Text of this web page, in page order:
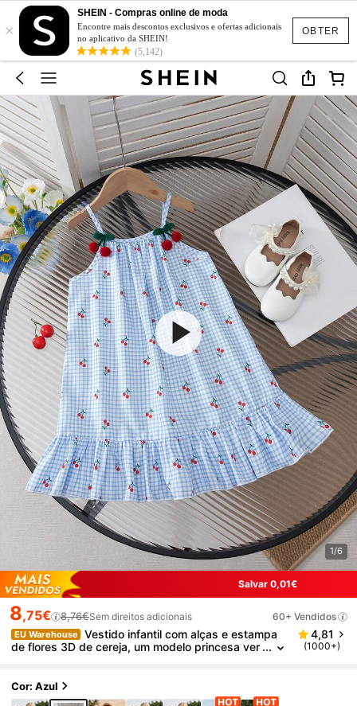
OBTER
×
SHEIN - Compras online de moda
Encontre mais descontos exclusivos e ofertas adicionais
no aplicativo da SHEIN!
(5,142)
1/6
Salvar 0,01€
8,75€ 8,76€Sem direitos adicionais 60+ Vendidos
EU Warehouse
Vestido infantil com alças e estampa
de flores 3D de cereja, um modelo princesa ver
4,81
(1000+)
Cor: Azul